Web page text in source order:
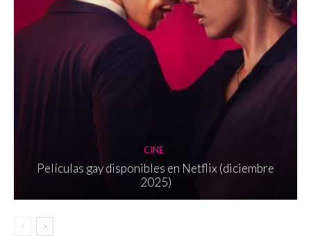
CINE
Películas gay disponibles en Netflix (diciembre
2025)